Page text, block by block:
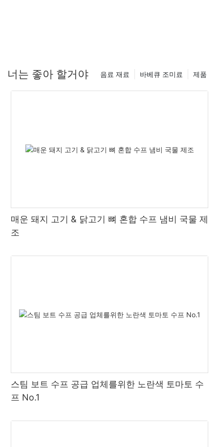
너는 좋아 할거야 제품
바베큐 조미료
음료 재료
매운 돼지 고기 & 닭고기 뼈 혼합 수프 냄비 국물 제
조
스팀 보트 수프 공급 업체를위한 노란색 토마토 수
프 No.1